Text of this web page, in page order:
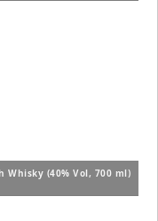
Whisky (40% Vol, 700 ml)